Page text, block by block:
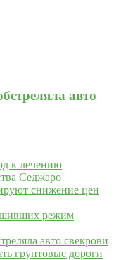
авто
к лечению
Седжаро
снижение цен
режим
авто свекрови
грунтовые дороги